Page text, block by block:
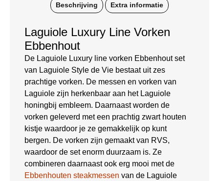
Beschrijving Extra informatie
Laguiole Luxury Line Vorken
Ebbenhout
De Laguiole Luxury line vorken Ebbenhout set
van Laguiole Style de Vie bestaat uit zes
prachtige vorken. De messen en vorken van
Laguiole zijn herkenbaar aan het Laguiole
honingbij embleem. Daarnaast worden de
vorken geleverd met een prachtig zwart houten
kistje waardoor je ze gemakkelijk op kunt
bergen. De vorken zijn gemaakt van RVS,
waardoor de set enorm duurzaam is. Ze
combineren daarnaast ook erg mooi met de
Ebbenhouten steakmessen van de Laguiole